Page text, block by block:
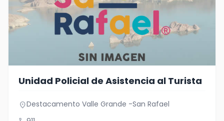
Unidad Policial de Asistencia al Turista
location_onDestacamento Valle Grande -San Rafael